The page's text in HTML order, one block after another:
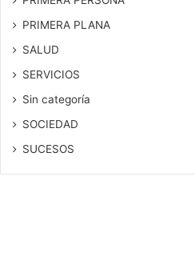
PRIMERA PLANA
SALUD
SERVICIOS
Sin categoría
SOCIEDAD
SUCESOS